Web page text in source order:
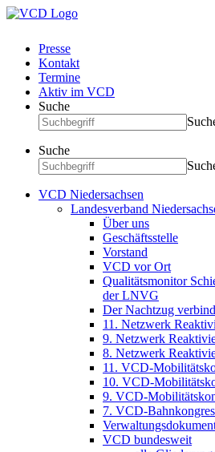
Presse
Kontakt
Termine
Aktiv im VCD
Suche
Suche
VCD Niedersachsen
Landesverband
Über uns
Geschäftsstelle
Vorstand
VCD vor Ort
Qualitätsmonitor
der LNVG
Der Nachtzug
11. Netzwerk
9. Netzwerk
8. Netzwerk
11. VCD-
10. VCD-
9. VCD-
7. VCD-
VCD bundesweit